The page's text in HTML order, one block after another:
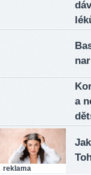
a
reklama